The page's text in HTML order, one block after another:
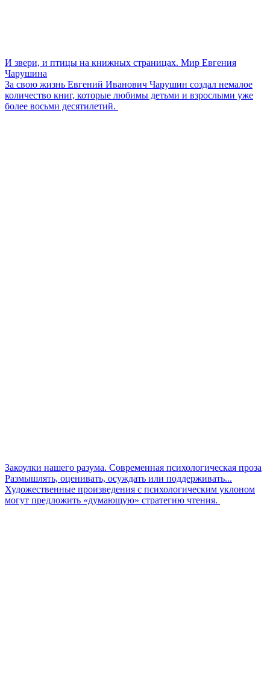
И звери, и птицы на книжных страницах. Мир Евгения
Чарушина
За свою жизнь Евгений Иванович Чарушин создал немалое
количество книг, которые любимы детьми и взрослыми уже
более восьми десятилетий.
Закоулки нашего разума. Современная психологическая проза
Размышлять, оценивать, осуждать или поддерживать...
Художественные произведения с психологическим уклоном
могут предложить «думающую» стратегию чтения.